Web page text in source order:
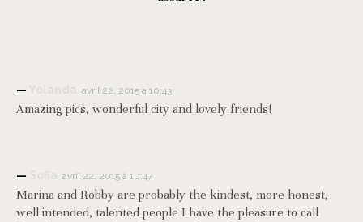
avril 22, 2015 à 10:43
Amazing pics, wonderful city and lovely friends!
avril 22, 2015 à 10:47
Marina and Robby are probably the kindest, more honest,
well intended, talented people I have the pleasure to call